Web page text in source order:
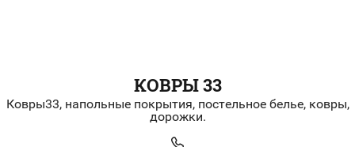
КОВРЫ 33
Ковры33, напольные покрытия, постельное белье, ковры,
дорожки.